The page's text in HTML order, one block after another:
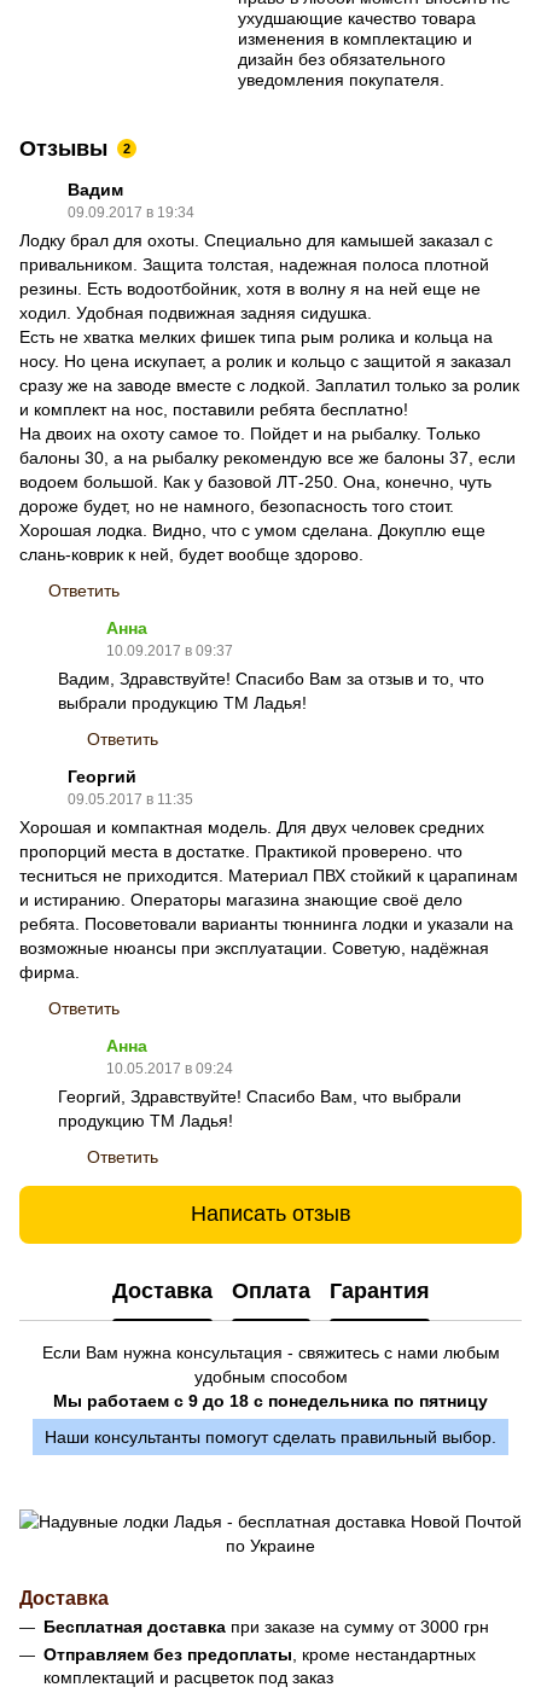
ухудшающие качество товара
изменения в комплектацию и
дизайн без обязательного
уведомления покупателя.
Отзывы 2
Вадим
09.09.2017 в 19:34
Лодку брал для охоты. Специально для камышей заказал с
привальником. Защита толстая, надежная полоса плотной
резины. Есть водоотбойник, хотя в волну я на ней еще не
ходил. Удобная подвижная задняя сидушка.
Есть не хватка мелких фишек типа рым ролика и кольца на
носу. Но цена искупает, а ролик и кольцо с защитой я заказал
сразу же на заводе вместе с лодкой. Заплатил только за ролик
и комплект на нос, поставили ребята бесплатно!
На двоих на охоту самое то. Пойдет и на рыбалку. Только
балоны 30, а на рыбалку рекомендую все же балоны 37, если
водоем большой. Как у базовой ЛТ-250. Она, конечно, чуть
дороже будет, но не намного, безопасность того стоит.
Хорошая лодка. Видно, что с умом сделана. Докуплю еще
слань-коврик к ней, будет вообще здорово.
Ответить
Анна
10.09.2017 в 09:37
Вадим, Здравствуйте! Спасибо Вам за отзыв и то, что
выбрали продукцию ТМ Ладья!
Ответить
Георгий
09.05.2017 в 11:35
Хорошая и компактная модель. Для двух человек средних
пропорций места в достатке. Практикой проверено. что
тесниться не приходится. Материал ПВХ стойкий к царапинам
и истиранию. Операторы магазина знающие своё дело
ребята. Посоветовали варианты тюннинга лодки и указали на
возможные нюансы при эксплуатации. Советую, надёжная
фирма.
Ответить
Анна
10.05.2017 в 09:24
Георгий, Здравствуйте! Спасибо Вам, что выбрали
продукцию ТМ Ладья!
Ответить
Написать отзыв
Доставка Оплата Гарантия
Если Вам нужна консультация - свяжитесь с нами любым
удобным способом
Мы работаем с 9 до 18 с понедельника по пятницу
Наши консультанты помогут сделать правильный выбор.
Доставка
Бесплатная доставка при заказе на сумму от 3000 грн
Отправляем без предоплаты , кроме нестандартных
комплектаций и расцветок под заказ